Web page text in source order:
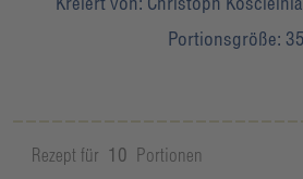
Portionsgröße:
Rezept für 10 Portionen